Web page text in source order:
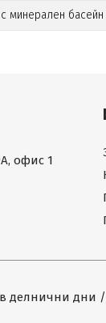
минерален басейн
офис 1
делнични дни /